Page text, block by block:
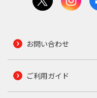
お問い合わせ
ご利用ガイド